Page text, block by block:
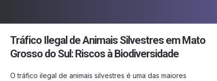
Tráfico Ilegal de Animais Silvestres em Mato
Grosso do Sul: Riscos à Biodiversidade
O tráfico ilegal de animais silvestres é uma das maiores